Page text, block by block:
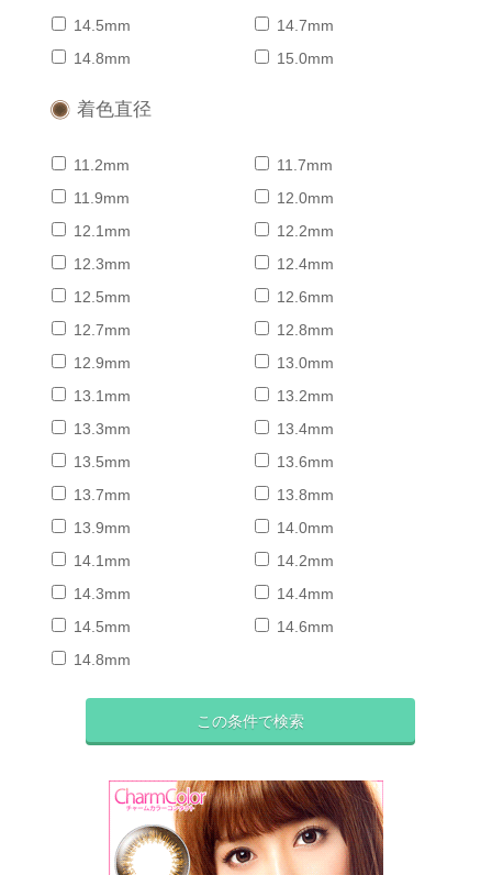
14.5mm
14.7mm
14.8mm
15.0mm
着色直径
11.2mm
11.7mm
11.9mm
12.0mm
12.1mm
12.2mm
12.3mm
12.4mm
12.5mm
12.6mm
12.7mm
12.8mm
12.9mm
13.0mm
13.1mm
13.2mm
13.3mm
13.4mm
13.5mm
13.6mm
13.7mm
13.8mm
13.9mm
14.0mm
14.1mm
14.2mm
14.3mm
14.4mm
14.5mm
14.6mm
14.8mm